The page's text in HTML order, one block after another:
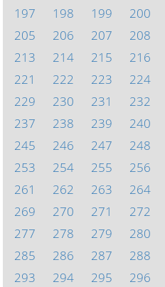
197
198 199 200
205
206 207 208
213
214 215 216
221
222 223 224
229
230 231 232
237
238 239 240
245
246 247 248
253
254 255 256
261
262 263 264
269
270 271 272
277
278 279 280
285
286 287 288
293
294 295 296